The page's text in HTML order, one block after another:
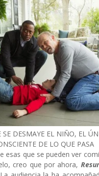
SE DESMAYE EL NIÑO, EL
DE LO QUE PASA
esas que se pueden ver
creo que por ahora,